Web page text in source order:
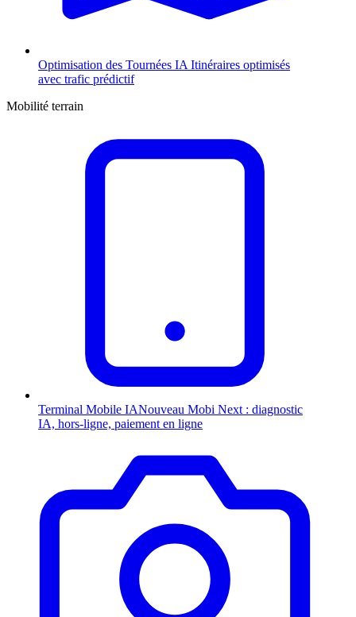
Optimisation des Tournées IA Itinéraires optimisés
avec trafic prédictif
Mobilité terrain
Terminal Mobile IANouveau Mobi Next : diagnostic
IA, hors-ligne, paiement en ligne